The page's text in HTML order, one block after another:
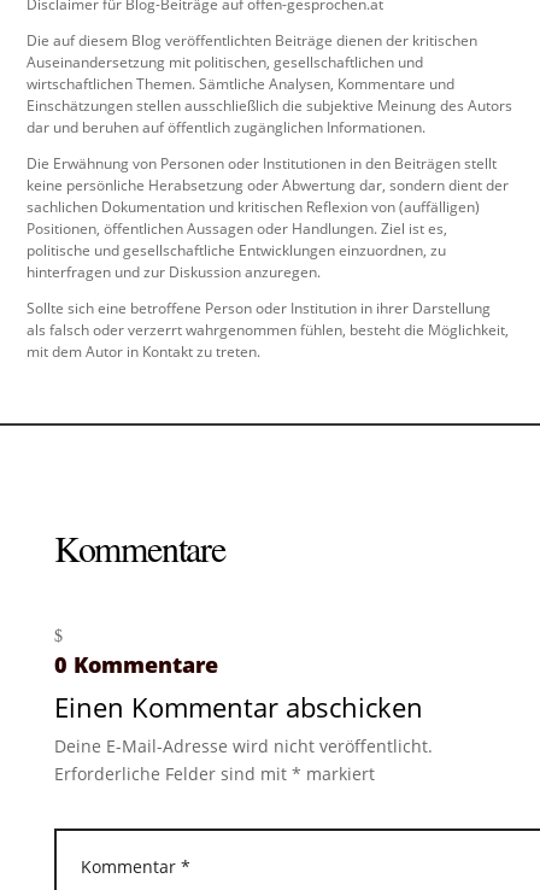
Disclaimer für Blog-Beiträge auf offen-gesprochen.at
Die auf diesem Blog veröffentlichten Beiträge dienen der kritischen
Auseinandersetzung mit politischen, gesellschaftlichen und
wirtschaftlichen Themen. Sämtliche Analysen, Kommentare und
Einschätzungen stellen ausschließlich die subjektive Meinung des Autors
dar und beruhen auf öffentlich zugänglichen Informationen.
Die Erwähnung von Personen oder Institutionen in den Beiträgen stellt
keine persönliche Herabsetzung oder Abwertung dar, sondern dient der
sachlichen Dokumentation und kritischen Reflexion von (auffälligen)
Positionen, öffentlichen Aussagen oder Handlungen. Ziel ist es,
politische und gesellschaftliche Entwicklungen einzuordnen, zu
hinterfragen und zur Diskussion anzuregen.
Sollte sich eine betroffene Person oder Institution in ihrer Darstellung
als falsch oder verzerrt wahrgenommen fühlen, besteht die Möglichkeit,
mit dem Autor in Kontakt zu treten.
Kommentare
0 Kommentare
Einen Kommentar abschicken
Deine E-Mail-Adresse wird nicht veröffentlicht.
Erforderliche Felder sind mit * markiert